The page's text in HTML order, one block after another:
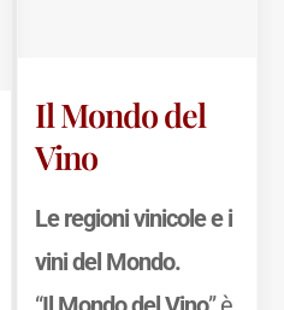
Il Mondo del
Vino
Le regioni vinicole e i
vini del Mondo.